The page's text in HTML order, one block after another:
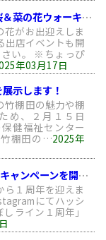
の花ウォーキング
がお出迎えしま
出店イベントも開
い。 ※ちょっぴ
年03月17日
示します！
竹棚田の魅力や棚
め、２月１５日
健福祉センター
竹棚田の…2025年
ーンを開催中です！
１周年を迎えま
にてハッシ
ライン１周年」